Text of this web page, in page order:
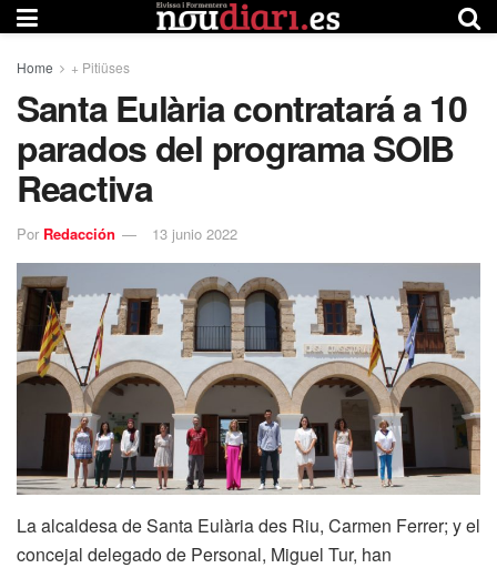
Home + Pitiüses
Santa Eulària contratará a 10
parados del programa SOIB
Reactiva
Por Redacción 13 junio 2022
La alcaldesa de Santa Eulària des Riu, Carmen Ferrer; y el
concejal delegado de Personal, Miguel Tur, han